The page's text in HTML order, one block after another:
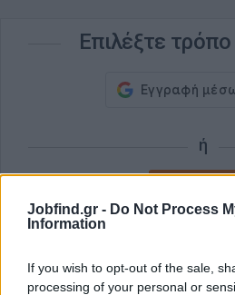
Jobfind.gr - Do Not Process
Information
If you wish to opt-out of the sale,
processing of your personal or
Επιλέξτε
ή
έχετε λάβει πλήρη γνώση των εν